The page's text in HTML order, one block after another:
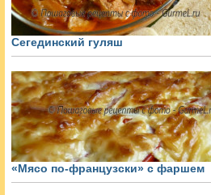
Сегединский гуляш
«Мясо по-французски» с фаршем